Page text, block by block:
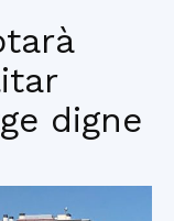
digne